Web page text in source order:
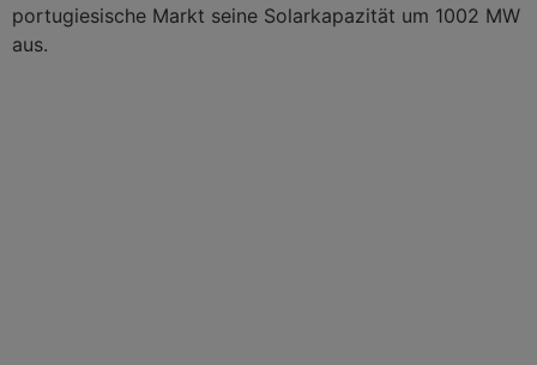
portugiesische Markt seine Solarkapazität um 1002 MW
aus.